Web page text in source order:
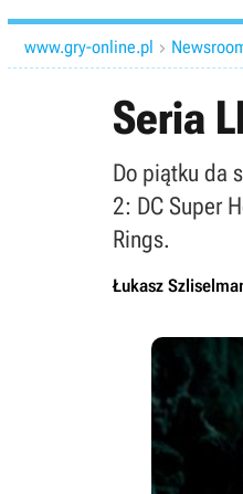
www.gry-online.pl 
Seria
Do piątku da
2: DC Super
Rings.
Łukasz